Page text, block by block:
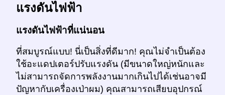
แรงดันไฟฟ้า
แรงดันไฟฟ้าที่แน่นอน
ที่สมบูรณ์แบบ! นี่เป็นสิ่งที่ดีมาก! คุณไม่จำเป็นต้อง
ใช้อะแดปเตอร์ปรับแรงดัน (มีขนาดใหญ่หนักและ
ไม่สามารถจัดการพลังงานมากเกินไปได้เช่นอาจมี
ปัญหากับเครื่องเป่าผม) คุณสามารถเสียบอุปกรณ์